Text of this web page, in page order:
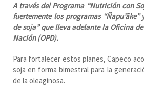
A través del Programa “Nutrición con
fuertemente los programas
de soja” que lleva adelante la Oficina
Nación (OPD).
Para fortalecer estos planes, Capeco
soja en forma bimestral para la
de la oleaginosa.